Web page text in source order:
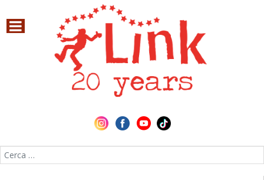
Cerca nel sito